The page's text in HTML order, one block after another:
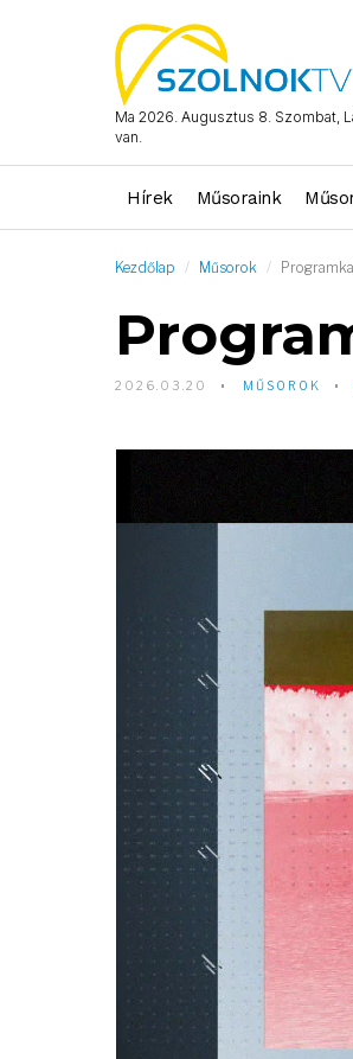
Ma 2026. Augusztus 8. Szombat,
van.
Hírek Műsoraink
Kezdőlap Műsorok
2026.03.20 MŰSOROK